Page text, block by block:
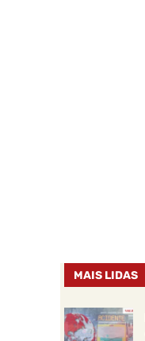
MAIS LIDAS